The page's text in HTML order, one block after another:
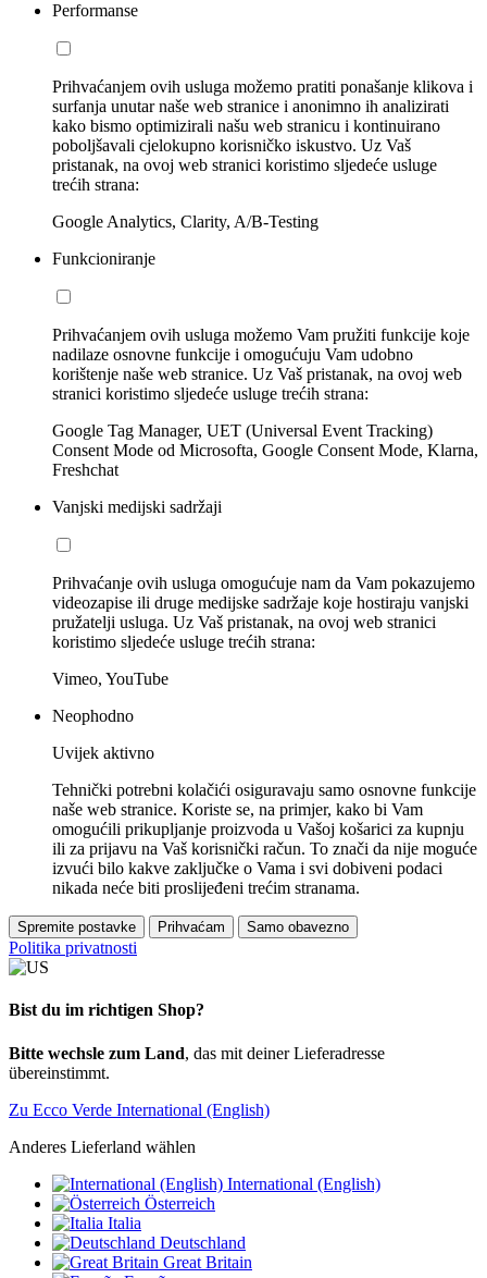
Performanse
Prihvaćanjem ovih usluga možemo pratiti ponašanje klikova i
surfanja unutar naše web stranice i anonimno ih analizirati
kako bismo optimizirali našu web stranicu i kontinuirano
poboljšavali cjelokupno korisničko iskustvo. Uz Vaš
pristanak, na ovoj web stranici koristimo sljedeće usluge
trećih strana:
Google Analytics, Clarity, A/B-Testing
Funkcioniranje
Prihvaćanjem ovih usluga možemo Vam pružiti funkcije koje
nadilaze osnovne funkcije i omogućuju Vam udobno
korištenje naše web stranice. Uz Vaš pristanak, na ovoj web
stranici koristimo sljedeće usluge trećih strana:
Google Tag Manager, UET (Universal Event Tracking)
Consent Mode od Microsofta, Google Consent Mode, Klarna,
Freshchat
Vanjski medijski sadržaji
Prihvaćanje ovih usluga omogućuje nam da Vam pokazujemo
videozapise ili druge medijske sadržaje koje hostiraju vanjski
pružatelji usluga. Uz Vaš pristanak, na ovoj web stranici
koristimo sljedeće usluge trećih strana:
Vimeo, YouTube
Neophodno
Uvijek aktivno
Tehnički potrebni kolačići osiguravaju samo osnovne funkcije
naše web stranice. Koriste se, na primjer, kako bi Vam
omogućili prikupljanje proizvoda u Vašoj košarici za kupnju
ili za prijavu na Vaš korisnički račun. To znači da nije moguće
izvući bilo kakve zaključke o Vama i svi dobiveni podaci
nikada neće biti proslijeđeni trećim stranama.
Spremite postavke Prihvaćam Samo obavezno
Politika privatnosti
Bist du im richtigen Shop?
Bitte wechsle zum Land, das mit deiner Lieferadresse
übereinstimmt.
Zu Ecco Verde International (English)
Anderes Lieferland wählen
International (English)
Österreich
Italia
Deutschland
Great Britain